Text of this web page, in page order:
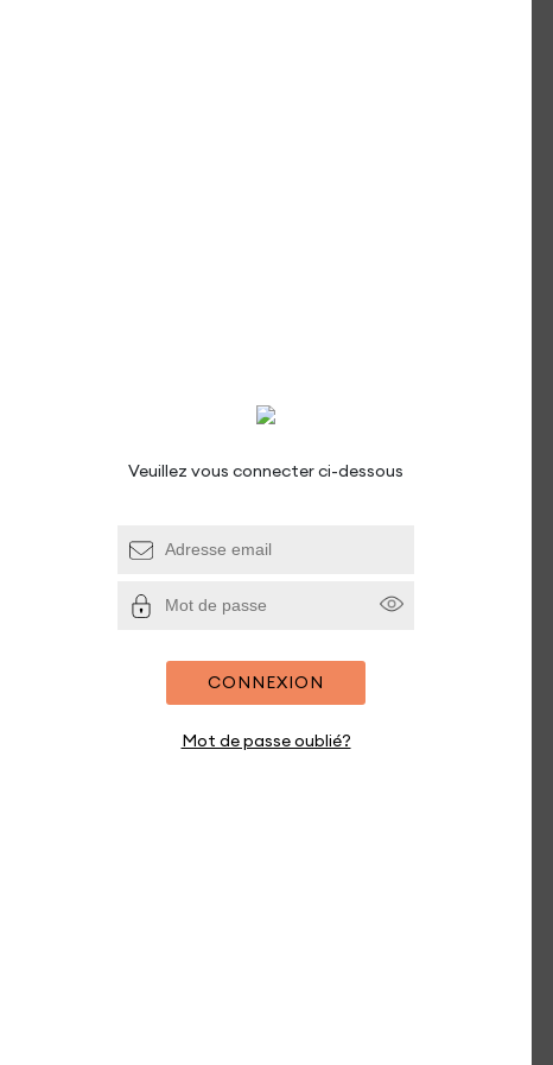
Veuillez vous connecter ci-dessous
CONNEXION
Mot de passe oublié?